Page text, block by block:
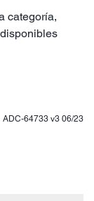
categoría,
ADC-64733 v3 06/23